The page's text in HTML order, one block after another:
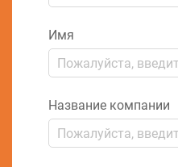
Имя
Название компании